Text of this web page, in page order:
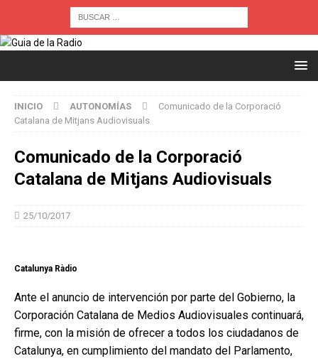
INICIO AUTONOMÍAS
Comunicado de la Corporació
Catalana de Mitjans Audiovisuals
Comunicado de la Corporació
Catalana de Mitjans Audiovisuals
25/10/2017
Catalunya Ràdio
Ante el anuncio de intervención por parte del Gobierno, la
Corporación Catalana de Medios Audiovisuales continuará,
firme, con la misión de ofrecer a todos los ciudadanos de
Catalunya, en cumplimiento del mandato del Parlamento,